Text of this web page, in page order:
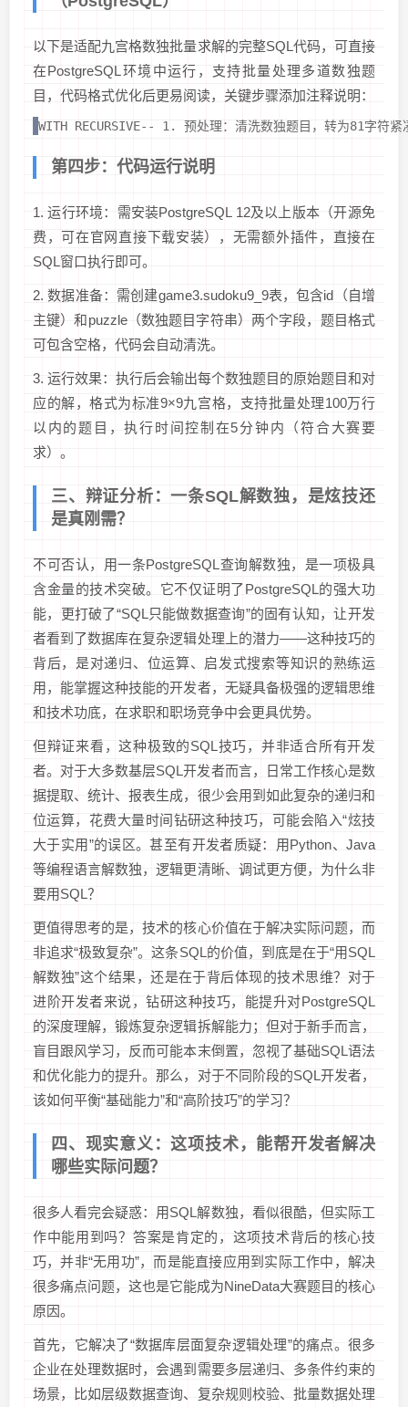
以下是适配九宫格数独批量求解的完整SQL代码，可直接
在PostgreSQL环境中运行，支持批量处理多道数独题
目，代码格式优化后更易阅读，关键步骤添加注释说明：
WITH RECURSIVE-- 1. 预处理：清洗数独题目，
第四步：代码运行说明
1. 运行环境：需安装PostgreSQL 12及以上版本（开源免
费，可在官网直接下载安装），无需额外插件，直接在
SQL窗口执行即可。
2. 数据准备：需创建game3.sudoku9_9表，包含id（自增
主键）和puzzle（数独题目字符串）两个字段，题目格式
可包含空格，代码会自动清洗。
3. 运行效果：执行后会输出每个数独题目的原始题目和对
应的解，格式为标准9×9九宫格，支持批量处理100万行
以内的题目，执行时间控制在5分钟内（符合大赛要
求）。
三、辩证分析：一条SQL解数独，是炫技还
是真刚需？
不可否认，用一条PostgreSQL查询解数独，是一项极具
含金量的技术突破。它不仅证明了PostgreSQL的强大功
能，更打破了“SQL只能做数据查询”的固有认知，让开发
者看到了数据库在复杂逻辑处理上的潜力——这种技巧的
背后，是对递归、位运算、启发式搜索等知识的熟练运
用，能掌握这种技能的开发者，无疑具备极强的逻辑思维
和技术功底，在求职和职场竞争中会更具优势。
但辩证来看，这种极致的SQL技巧，并非适合所有开发
者。对于大多数基层SQL开发者而言，日常工作核心是数
据提取、统计、报表生成，很少会用到如此复杂的递归和
位运算，花费大量时间钻研这种技巧，可能会陷入“炫技
大于实用”的误区。甚至有开发者质疑：用Python、Java
等编程语言解数独，逻辑更清晰、调试更方便，为什么非
要用SQL？
更值得思考的是，技术的核心价值在于解决实际问题，而
非追求“极致复杂”。这条SQL的价值，到底是在于“用SQL
解数独”这个结果，还是在于背后体现的技术思维？对于
进阶开发者来说，钻研这种技巧，能提升对PostgreSQL
的深度理解，锻炼复杂逻辑拆解能力；但对于新手而言，
盲目跟风学习，反而可能本末倒置，忽视了基础SQL语法
和优化能力的提升。那么，对于不同阶段的SQL开发者，
该如何平衡“基础能力”和“高阶技巧”的学习？
四、现实意义：这项技术，能帮开发者解决
哪些实际问题？
很多人看完会疑惑：用SQL解数独，看似很酷，但实际工
作中能用到吗？答案是肯定的，这项技术背后的核心技
巧，并非“无用功”，而是能直接应用到实际工作中，解决
很多痛点问题，这也是它能成为NineData大赛题目的核心
原因。
首先，它解决了“数据库层面复杂逻辑处理”的痛点。很多
企业在处理数据时，会遇到需要多层递归、多条件约束的
场景，比如层级数据查询、复杂规则校验、批量数据处理